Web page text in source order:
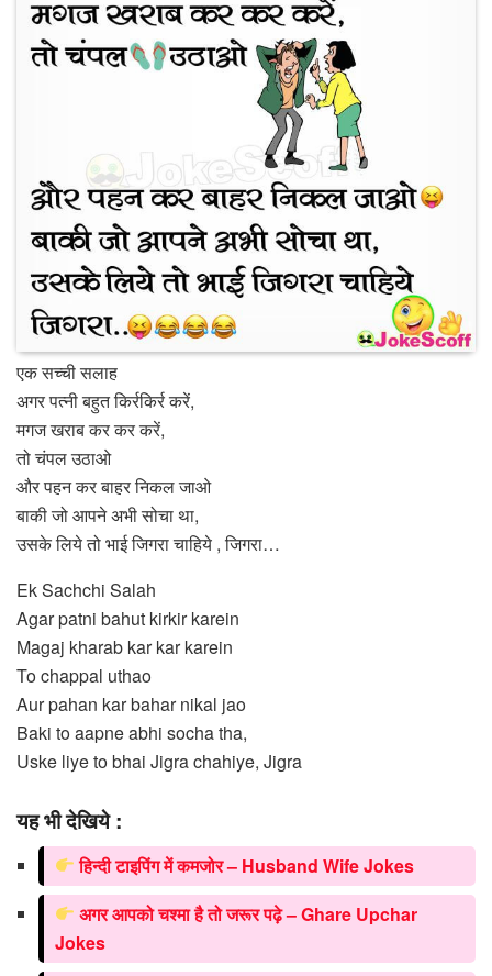
एक सच्ची सलाह
अगर पत्नी बहुत किर्रकिर्र करें,
मगज खराब कर कर करें,
तो चंपल उठाओ
और पहन कर बाहर निकल जाओ
बाकी जो आपने अभी सोचा था,
उसके लिये तो भाई जिगरा चाहिये , जिगरा…
Ek Sachchi Salah
Agar patni bahut kirkir karein
Magaj kharab kar kar karein
To chappal uthao
Aur pahan kar bahar nikal jao
Baki to aapne abhi socha tha,
Uske liye to bhai Jigra chahiye, Jigra
यह भी देखिये :
हिन्दी टाइपिंग में कमजोर – Husband Wife Jokes
अगर आपको चश्मा है तो जरूर पढ़े – Ghare Upchar
Jokes